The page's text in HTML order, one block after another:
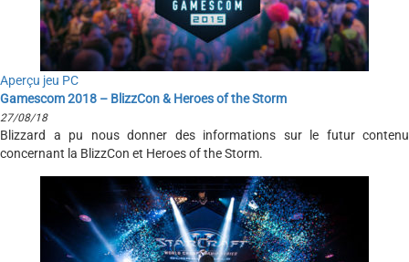
Aperçu jeu PC
Gamescom 2018 – BlizzCon & Heroes of the Storm
27/08/18
Blizzard a pu nous donner des informations sur le futur contenu
concernant la BlizzCon et Heroes of the Storm.